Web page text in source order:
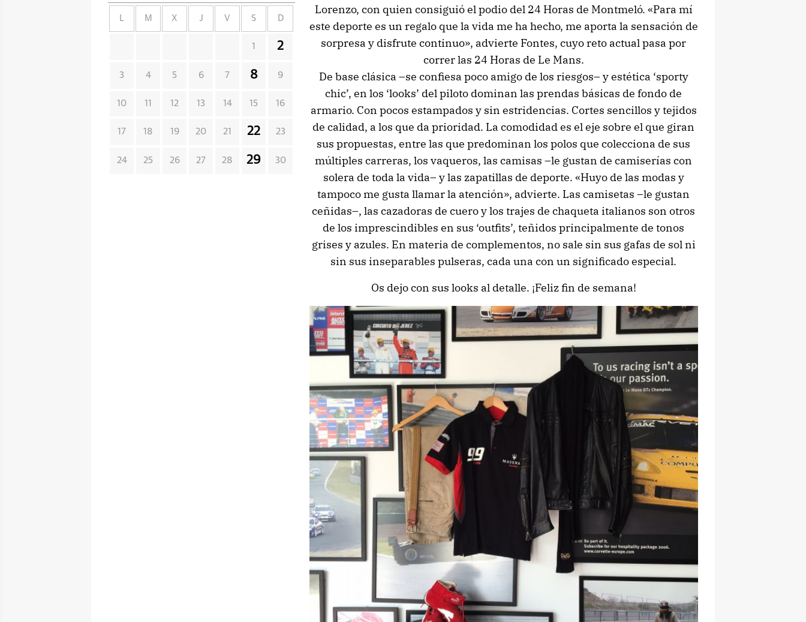
Lorenzo, con quien consiguió el podio del 24 Horas de Montmeló. «Para mí
este deporte es un regalo que la vida me ha hecho, me aporta la sensación de
sorpresa y disfrute continuo», advierte Fontes, cuyo reto actual pasa por
correr las 24 Horas de Le Mans.
De base clásica –se confiesa poco amigo de los riesgos– y estética ‘sporty
chic’, en los ‘looks’ del piloto dominan las prendas básicas de fondo de
armario. Con pocos estampados y sin estridencias. Cortes sencillos y tejidos
de calidad, a los que da prioridad. La comodidad es el eje sobre el que giran
sus propuestas, entre las que predominan los polos que colecciona de sus
múltiples carreras, los vaqueros, las camisas –le gustan de camiserías con
solera de toda la vida– y las zapatillas de deporte. «Huyo de las modas y
tampoco me gusta llamar la atención», advierte. Las camisetas –le gustan
ceñidas–, las cazadoras de cuero y los trajes de chaqueta italianos son otros
de los imprescindibles en sus ‘outfits’, teñidos principalmente de tonos
grises y azules. En materia de complementos, no sale sin sus gafas de sol ni
sin sus inseparables pulseras, cada una con un significado especial.
Os dejo con sus looks al detalle. ¡Feliz fin de semana!
L M X J V S D
1 2
3 4 5 6 7 8 9
10 11 12 13 14 15 16
17 18 19 20 21 22 23
24 25 26 27 28 29 30